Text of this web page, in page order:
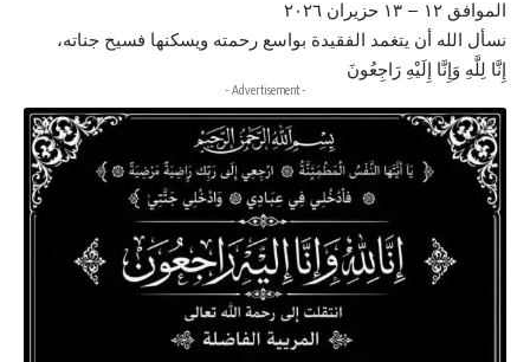
الموافق ١٢ – ١٣ حزيران ٢٠٢٦
نسأل الله أن يتغمد الفقيدة بواسع رحمته ويسكنها فسيح جناته،
إِنَّا لِلَّهِ وَإِنَّا إِلَيْهِ رَاجِعُونَ
- Advertisement -